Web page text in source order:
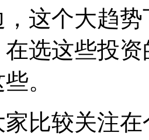
这个大趋
选这些投
。
比较关注